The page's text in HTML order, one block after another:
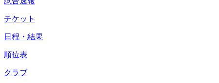
チケット
日程・結果
順位表
クラブ